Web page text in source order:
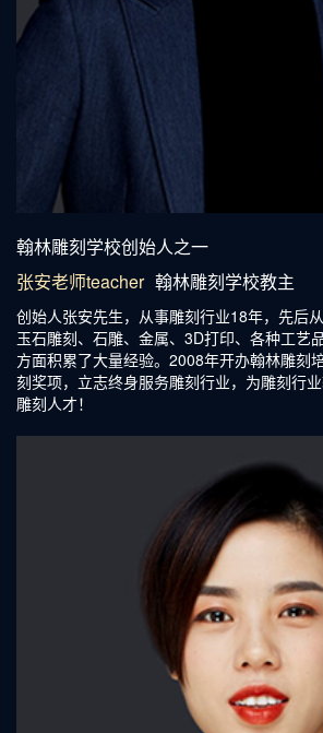
翰林雕刻学校创始人之一
张安老师teacher 翰林雕刻学校教主
创始人张安先生，从事雕刻行业18年，先后
玉石雕刻、石雕、金属、3D打印、各种工艺
方面积累了大量经验。2008年开办翰林雕刻
刻奖项，立志终身服务雕刻行业，为雕刻行
雕刻人才！